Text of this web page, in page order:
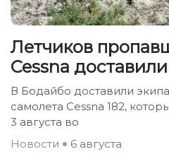
Летчиков
Cessna
В Бодайбо доставили
самолета Cessna 182,
3 августа во
Новости
6 августа